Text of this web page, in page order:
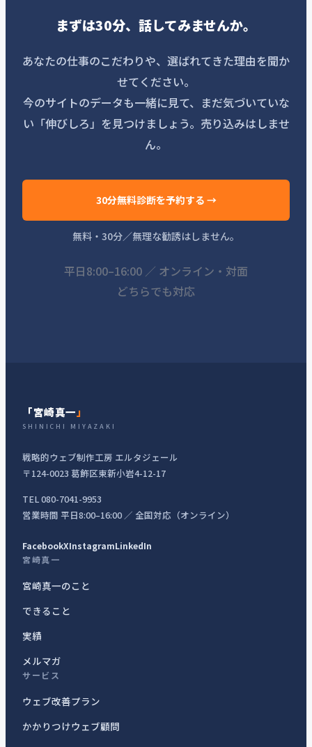
まずは30分、話してみませんか。
あなたの仕事のこだわりや、選ばれてきた理由を聞か
せてください。
今のサイトのデータも一緒に見て、まだ気づいていな
い「伸びしろ」を見つけましょう。売り込みはしませ
ん。
30分無料診断を予約する →
無料・30分／無理な勧誘はしません。
平日8:00–16:00 ／ オンライン・対面
どちらでも対応
「宮崎真一 」
SHINICHI MIYAZAKI
戦略的ウェブ制作工房 エルタジェール
〒124-0023 葛飾区東新小岩4-12-17
TEL 080-7041-9953
営業時間 平日8:00–16:00 ／ 全国対応（オンライン）
FacebookXInstagramLinkedIn
宮崎真一
宮崎真一のこと
できること
実績
メルマガ
サービス
ウェブ改善プラン
かかりつけウェブ顧問